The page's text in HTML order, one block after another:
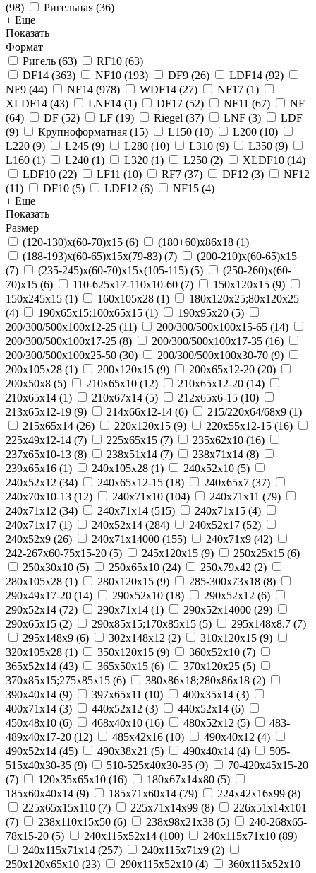
(98) Ригельная (36)
+ Еще
Показать
Формат
Ригель (63) RF10 (63)
DF14 (363) NF10 (193) DF9 (26) LDF14 (92)
NF9 (44) NF14 (978) WDF14 (27) NF17 (1)
XLDF14 (43) LNF14 (1) DF17 (52) NF11 (67)
NF
(64) DF (52) LF (19) Riegel (37) LNF (3)
LDF
(9) Крупноформатная (15) L150 (10) L200 (10)
L220 (9) L245 (9) L280 (10) L310 (9) L350 (9)
L160 (1) L240 (1) L320 (1) L250 (2) XLDF10 (14)
LDF10 (22) LF11 (10) RF7 (37) DF12 (3)
NF12
(11) DF10 (5) LDF12 (6) NF15 (4)
+ Еще
Показать
Размер
(120-130)х(60-70)х15 (6) (180+60)х86х18 (1)
(188-193)х(60-65)х15х(79-83) (7)
(200-210)х(60-65)х15
(7) (235-245)х(60-70)х15х(105-115) (5)
(250-260)х(60-
70)х15 (6) 110-625x17-110x10-60 (7) 150x120x15 (9)
150x245x15 (1) 160x105x28 (1)
180х120х25;80х120х25
(4) 190х65х15;100х65х15 (1) 190х95х20 (5)
200/300/500x100x12-25 (11) 200/300/500x100x15-65 (14)
200/300/500x100x17-25 (8) 200/300/500x100x17-35 (16)
200/300/500x100x25-50 (30) 200/300/500x100x30-70 (9)
200x105x28 (1) 200x120x15 (9) 200x65x12-20 (20)
200х50х8 (5) 210x65x10 (12) 210x65x12-20 (14)
210x65x14 (1) 210х67х14 (5) 212x65x6-15 (10)
213x65x12-19 (9) 214x66x12-14 (6) 215/220х64/68х9 (1)
215х65х14 (26) 220x120x15 (9) 220x55x12-15 (16)
225x49x12-14 (7) 225х65х15 (7) 235x62x10 (16)
237x65x10-13 (8) 238х51х14 (7) 238х71х14 (8)
239х65х16 (1) 240x105x28 (1) 240x52x10 (5)
240x52x12 (34) 240x65x12-15 (18) 240x65x7 (37)
240x70x10-13 (12) 240x71x10 (104) 240x71x11 (79)
240x71x12 (34) 240x71x14 (515) 240x71x15 (4)
240x71x17 (1) 240х52х14 (284) 240х52х17 (52)
240х52х9 (26) 240х71х14000 (155) 240х71х9 (42)
242-267x60-75x15-20 (5) 245x120x15 (9) 250x25x15 (6)
250x30x10 (5) 250x65x10 (24) 250х79х42 (2)
280x105x28 (1) 280x120x15 (9) 285-300x73x18 (8)
290x49x17-20 (14) 290x52x10 (18) 290x52x12 (6)
290x52x14 (72) 290x71x14 (1) 290х52х14000 (29)
290х65х15 (2) 290х85х15;170х85х15 (5) 295х148х8.7 (7)
295х148х9 (6) 302х148х12 (2) 310x120x15 (9)
320x105x28 (1) 350x120x15 (9) 360х52х10 (7)
365x52x14 (43) 365х50х15 (6) 370х120х25 (5)
370х85х15;275х85х15 (6) 380х86х18;280х86х18 (2)
390x40x14 (9) 397x65x11 (10) 400х35х14 (3)
400х71х14 (3) 440x52x12 (3) 440х52х14 (6)
450x48x10 (6) 468x40x10 (16) 480х52х12 (5)
483-
489x40x17-20 (12) 485х42х16 (10) 490x40x12 (4)
490x52x14 (45) 490х38х21 (5) 490х40х14 (4)
505-
515x40x30-35 (9) 510-525x40x30-35 (9)
70-420x45x15-20
(7) 120x35x65x10 (16) 180х67х14х80 (5)
185x60x40x14 (9) 185х71х60х14 (79) 224х42х16х99 (8)
225х65х15х110 (7) 225х71х14х99 (8)
226х51х14х101
(7) 238х110х15х50 (6) 238х98х21х38 (5)
240-268x65-
78x15-20 (5) 240x115x52x14 (100) 240x115x71x10 (89)
240x115x71x14 (257) 240x115x71x9 (2)
250x120x65x10 (23) 290x115x52x10 (4)
360x115x52x10